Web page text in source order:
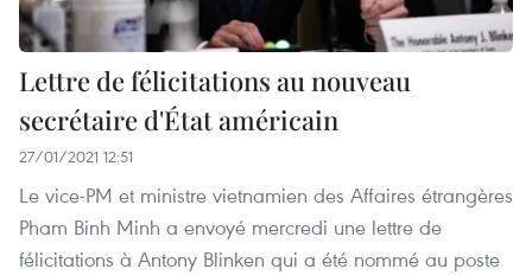
Lettre de félicitations au nouveau
secrétaire d'État américain
27/01/2021 12:51
Le vice-PM et ministre vietnamien des Affaires étrangères
Pham Binh Minh a envoyé mercredi une lettre de
félicitations à Antony Blinken qui a été nommé au poste